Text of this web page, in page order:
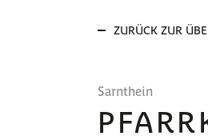
ZURÜCK ZUR
Sarnthein